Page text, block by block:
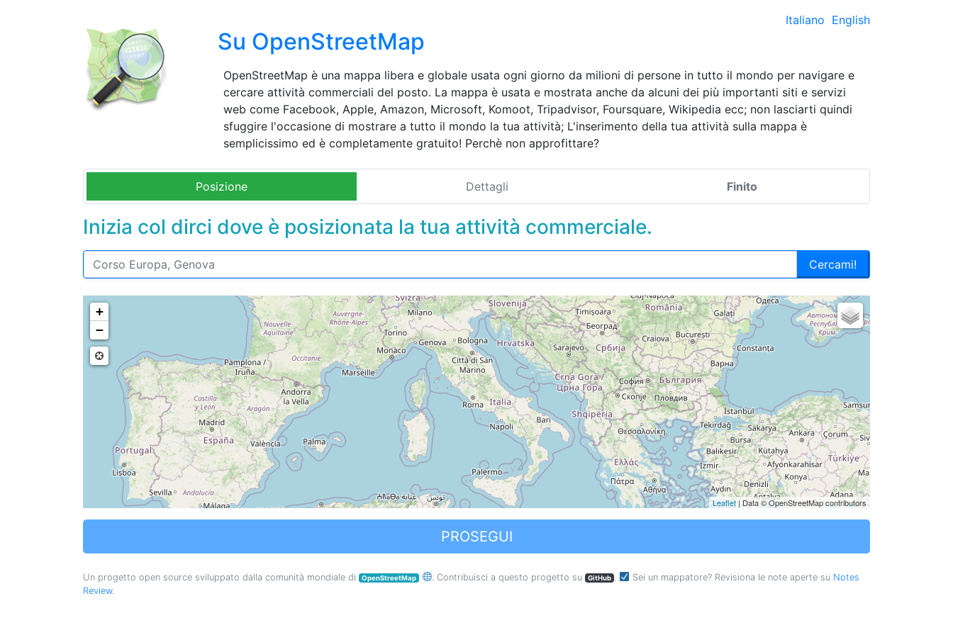
Italiano English
Su OpenStreetMap
OpenStreetMap è una mappa libera e globale usata ogni giorno da milioni di persone in tutto il mondo per navigare e
cercare attività commerciali del posto. La mappa è usata e mostrata anche da alcuni dei più importanti siti e servizi
web come Facebook, Apple, Amazon, Microsoft, Komoot, Tripadvisor, Foursquare, Wikipedia ecc; non lasciarti quindi
sfuggire l'occasione di mostrare a tutto il mondo la tua attività; L'inserimento della tua attività sulla mappa è
semplicissimo ed è completamente gratuito! Perchè non approfittare?
Posizione Dettagli Finito
Inizia col dirci dove è posizionata la tua attività commerciale.
Cercami!
+
−
Leaflet | Data © OpenStreetMap contributors
PROSEGUI
Un progetto open source sviluppato dalla comunità mondiale di OpenStreetMap . Contribuisci a questo progetto su GitHub . Sei un mappatore? Revisiona le note aperte su Notes
Review.